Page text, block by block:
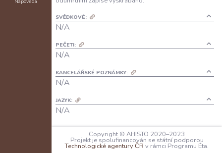
SVĚDKOVÉ:
N/A
PEČETI:
N/A
KANCELÁŘSKÉ POZNÁMKY:
N/A
JAZYK:
N/A
FORMA DOCHOVÁNÍ:
Deperditum: Rekonstruováno na základě
zápisu v „Liber proclamationum tertius“
Copyright © AHISTO 2020–2023
Projekt je spolufinancován se státní podporou
Technologické agentury ČR v rámci Programu Éta.